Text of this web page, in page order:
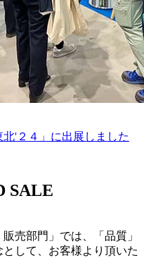
北'２４」に出展しました
SALE
売部門」では、「品質」
として、お客様より頂いた